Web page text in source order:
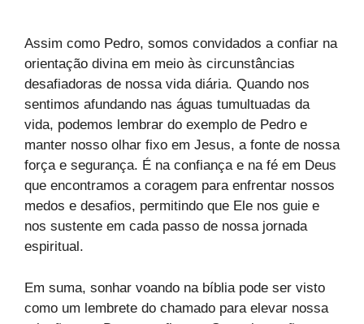
Assim como Pedro, somos convidados a confiar na
orientação divina em meio às circunstâncias
desafiadoras de nossa vida diária. Quando nos
sentimos afundando nas águas tumultuadas da
vida, podemos lembrar do exemplo de Pedro e
manter nosso olhar fixo em Jesus, a fonte de nossa
força e segurança. É na confiança e na fé em Deus
que encontramos a coragem para enfrentar nossos
medos e desafios, permitindo que Ele nos guie e
nos sustente em cada passo de nossa jornada
espiritual.
Em suma, sonhar voando na bíblia pode ser visto
como um lembrete do chamado para elevar nossa